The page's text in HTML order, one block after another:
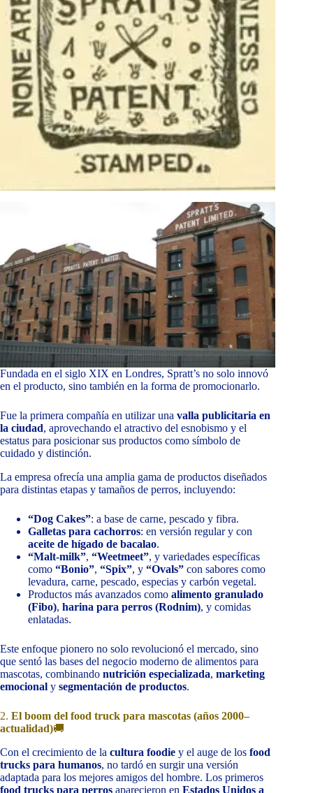
Fundada en el siglo XIX en Londres, Spratt’s no solo innovó
en el producto, sino también en la forma de promocionarlo.
Fue la primera compañía en utilizar una valla publicitaria en
la ciudad, aprovechando el atractivo del esnobismo y el
estatus para posicionar sus productos como símbolo de
cuidado y distinción.
La empresa ofrecía una amplia gama de productos diseñados
para distintas etapas y tamaños de perros, incluyendo:
“Dog Cakes”: a base de carne, pescado y fibra.
Galletas para cachorros: en versión regular y con
aceite de hígado de bacalao.
“Malt-milk”, “Weetmeet”, y variedades específicas
como “Bonio”, “Spix”, y “Ovals” con sabores como
levadura, carne, pescado, especias y carbón vegetal.
Productos más avanzados como alimento granulado
(Fibo), harina para perros (Rodnim), y comidas
enlatadas.
Este enfoque pionero no solo revolucionó el mercado, sino
que sentó las bases del negocio moderno de alimentos para
mascotas, combinando nutrición especializada, marketing
emocional y segmentación de productos.
2. El boom del food truck para mascotas (años 2000–
actualidad)🚚
Con el crecimiento de la cultura foodie y el auge de los food
trucks para humanos, no tardó en surgir una versión
adaptada para los mejores amigos del hombre. Los primeros
food trucks para perros aparecieron en Estados Unidos a